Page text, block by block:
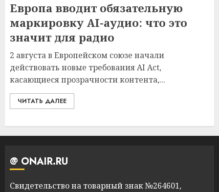
Европа вводит обязательную
маркировку AI-аудио: что это
значит для радио
2 августа в Европейском союзе начали
действовать новые требования AI Act,
касающиеся прозрачности контента,...
ЧИТАТЬ ДАЛЕЕ
@ ONAIR.RU
Свидетельство на товарный знак №264601,